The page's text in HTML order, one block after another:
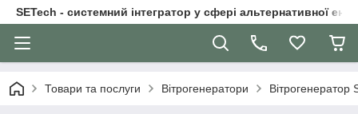
SETech - системний інтегратор у сфері альтернативної
Товари та послуги Вітрогенератори